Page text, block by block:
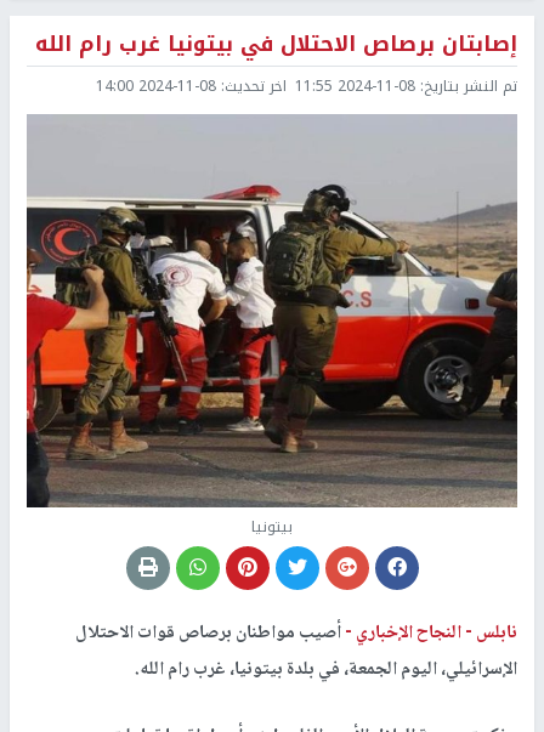
إصابتان برصاص الاحتلال في بيتونيا غرب رام الله
تم النشر بتاريخ: 2024-11-08 11:55 اخر تحديث: 2024-11-08 14:00
بيتونيا
نابلس -النجاح الإخباري -أصيب مواطنان برصاص قوات الاحتلال
الإسرائيلي، اليوم الجمعة، في بلدة بيتونيا، غرب رام الله.